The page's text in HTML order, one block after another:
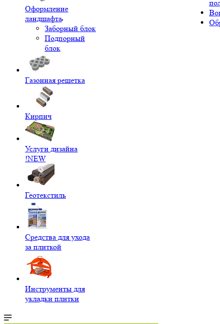
Оформление
ландшафта
Заборный блок
Подпорный
блок
Газонная решетка
Кирпич
Услуги дизайна
!NEW
Геотекстиль
Средства для ухода
за плиткой
Инструменты для
укладки плитки